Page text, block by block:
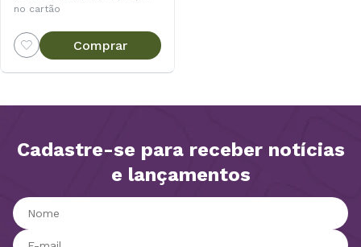
no cartão
Comprar
Cadastre-se para receber notícias
e lançamentos